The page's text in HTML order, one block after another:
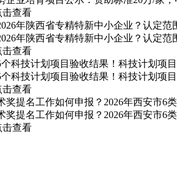
击查看
年陕西省专精特新中小企业？认定
年陕西省专精特新中小企业？认定
击查看
科技计划项目验收结果！科技计划项
科技计划项目验收结果！科技计划项
击查看
奖提名工作如何申报？2026年西安市6
奖提名工作如何申报？2026年西安市6
击查看